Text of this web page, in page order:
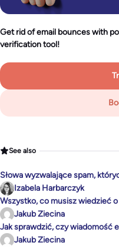
Get rid of email bounces with
verification tool!
See also
Słowa wyzwalające spam,
Izabela Harbarczyk
Wszystko, co musisz wiedzieć
Jakub Ziecina
Jak sprawdzić, czy wiadomość
Jakub Ziecina